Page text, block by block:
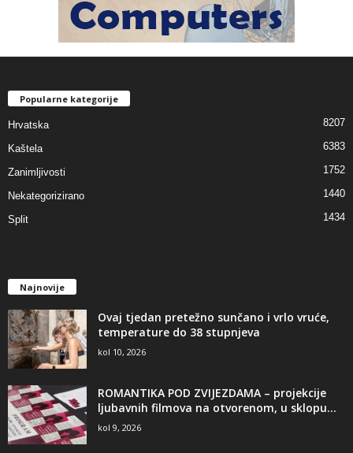
Popularne kategorije
Hrvatska 8207
Kaštela 6383
Zanimljivosti 1752
Nekategorizirano 1440
Split 1434
Najnovije
Ovaj tjedan pretežno sunčano i vrlo vruće,
temperature do 38 stupnjeva
kol 10, 2026
ROMANTIKA POD ZVIJEZDAMA – projekcije
ljubavnih filmova na otvorenom, u sklopu...
kol 9, 2026